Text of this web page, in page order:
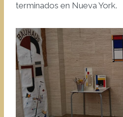
terminados en Nueva York.